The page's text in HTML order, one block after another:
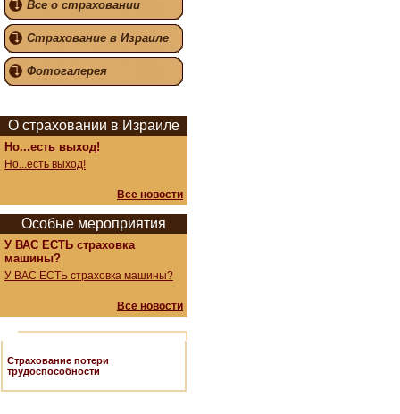
Все о страховании
Страхование в Израиле
Фотогалерея
О страховании в Израиле
Но...есть выход!
Но...есть выход!
Все новости
Особые мероприятия
У ВАС ЕСТЬ страховка
машины?
У ВАС ЕСТЬ страховка машины?
Все новости
Страхование потери
трудоспособности